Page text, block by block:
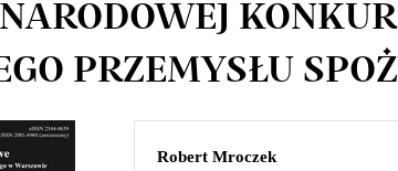
PRZEMYSŁU
Main
Robert Mroczek